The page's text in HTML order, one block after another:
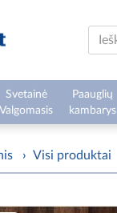
Svetainė
Valgomasis
Paauglių
kambarys
› Visi produktai